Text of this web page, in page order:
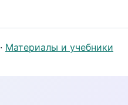
Материалы и учебники